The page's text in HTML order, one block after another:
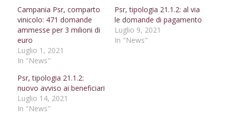
Campania Psr, comparto
vinicolo: 471 domande
ammesse per 3 milioni di
euro
Luglio 1, 2021
In "News"
Psr, tipologia 21.1.2: al via
le domande di pagamento
Luglio 9, 2021
In "News"
Psr, tipologia 21.1.2:
nuovo avviso ai beneficiari
Luglio 14, 2021
In "News"